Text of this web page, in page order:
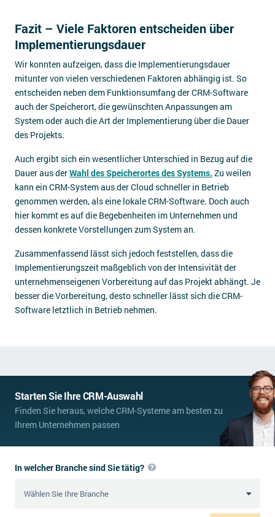
Fazit – Viele Faktoren entscheiden über
Implementierungsdauer
Wir konnten aufzeigen, dass die Implementierungsdauer
mitunter von vielen verschiedenen Faktoren abhängig ist. So
entscheiden neben dem Funktionsumfang der CRM-Software
auch der Speicherort, die gewünschten Anpassungen am
System oder auch die Art der Implementierung über die Dauer
des Projekts.
Auch ergibt sich ein wesentlicher Unterschied in Bezug auf die
Dauer aus derWahl des Speicherortes des Systems. Zu weilen
kann ein CRM-System aus der Cloud schneller in Betrieb
genommen werden, als eine lokale CRM-Software. Doch auch
hier kommt es auf die Begebenheiten im Unternehmen und
dessen konkrete Vorstellungen zum System an.
Zusammenfassend lässt sich jedoch feststellen, dass die
Implementierungszeit maßgeblich von der Intensivität der
unternehmenseigenen Vorbereitung auf das Projekt abhängt. Je
besser die Vorbereitung, desto schneller lässt sich die CRM-
Software letztlich in Betrieb nehmen.
Starten Sie Ihre CRM-Auswahl
Finden Sie heraus, welche CRM-Systeme am besten zu
Ihrem Unternehmen passen
In welcher Branche sind Sie tätig?